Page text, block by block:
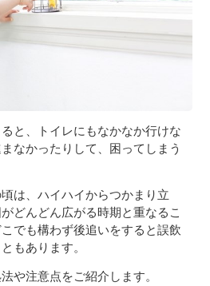
と、トイレにもなかなか行けな
なかったりして、困ってしまう
は、ハイハイからつかまり立
どんどん広がる時期と重なるこ
でも構わず後追いをすると誤飲
もあります。
や注意点をご紹介します。